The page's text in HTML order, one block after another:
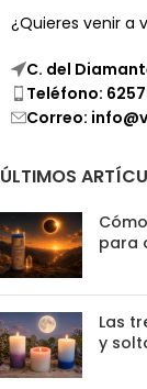
¿Quieres venir a
C. del
Teléfono:
Correo:
ÚLTIMOS
para
Las
y